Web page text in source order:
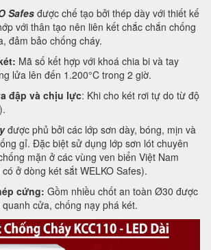
Safes được chế tạo bởi thép dày với thiết kế
với thân tạo nên liên kết chắc chắn chống
đảm bảo chống cháy.
Mã số kết hợp với khoá chia bi và tay
lửa lên đến 1.200°C trong 2 giờ.
đập và chịu lực: Khi cho két rơi tự do từ độ
được phủ bởi các lớp sơn dày, bóng, mịn và
gỉ. Đặc biệt sử dụng lớp sơn lót chuyên
mặn ở các vùng ven biển Việt Nam
ở dòng két sắt WELKO Safes).
cứng: Gồm nhiều chốt an toàn Ø30 được
cửa, chống nạy phá két.